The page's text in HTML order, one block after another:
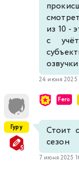
из 10 -
с
24 июня
Гуру
Fero
Стоит
сезон
7 июня 2025